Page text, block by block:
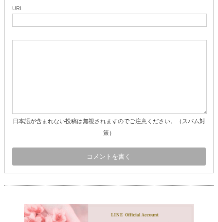
URL
日本語が含まれない投稿は無視されますのでご注意ください。（スパム対
策）